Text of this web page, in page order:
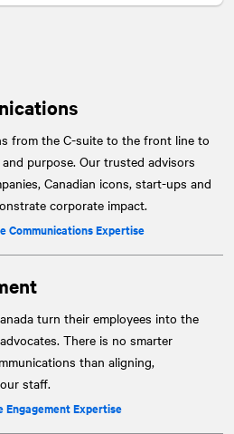
from the C-suite to the front line to
purpose. Our trusted advisors
Canadian icons, start-ups and
corporate impact.
Communications Expertise
turn their employees into the
There is no smarter
than aligning,
staff.
Engagement Expertise